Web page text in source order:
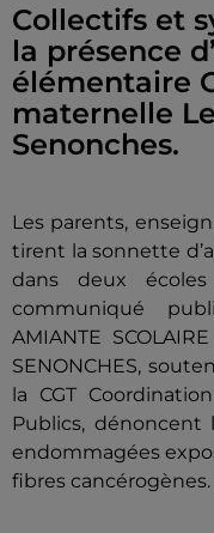
Collectifs et
la présence
élémentaire
maternelle
Senonches.
Les parents,
tirent la sonnette
dans deux
communiqué
AMIANTE
SENONCHES,
la CGT
Publics, dénoncent
endommagées
fibres cancérogènes.